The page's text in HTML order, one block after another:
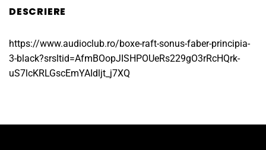
DESCRIERE
https://www.audioclub.ro/boxe-raft-sonus-faber-principia-
3-black?srsltid=AfmBOopJISHPOUeRs229gO3rRcHQrk-
uS7lcKRLGscEmYAIdljt_j7XQ